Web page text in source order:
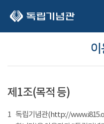
제1조(목적 등)
1 독립기념관(http://